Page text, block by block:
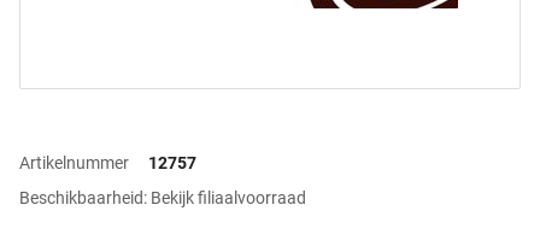
Artikelnummer
12757
Beschikbaarheid: Bekijk filiaalvoorraad